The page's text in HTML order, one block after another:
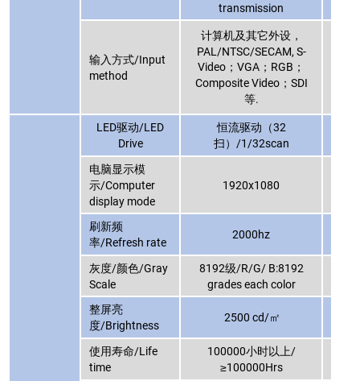
transmission
输入方式/Input
method
计算机及其它外设，
PAL/NTSC/SECAM, S-
Video；VGA；RGB；
Composite Video；SDI
等.
LED驱动/LED
Drive
恒流驱动（32
扫）/1/32scan
电脑显示模
示/Computer
display mode
1920x1080
刷新频
率/Refresh rate
2000hz
灰度/颜色/Gray
Scale
8192级/R/G/ B:8192
grades each color
整屏亮
度/Brightness
2500 cd/㎡
使用寿命/Life
time
100000小时以上/
≥100000Hrs